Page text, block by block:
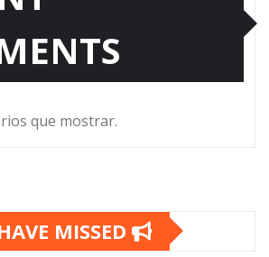
que mostrar.
MISSED